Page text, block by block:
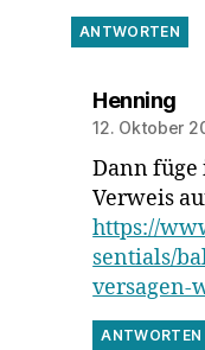
ANTWORTEN
Henning
12. Oktober
Dann
Verweis
https://
sentials/
ANTWORTEN